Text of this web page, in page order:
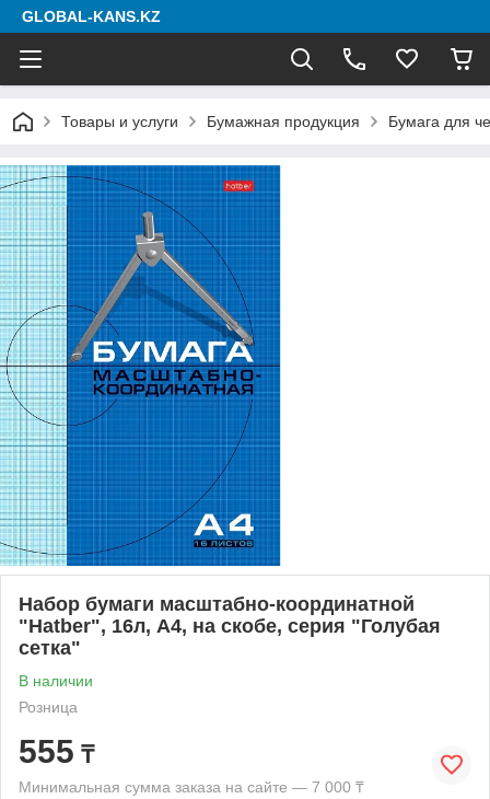
GLOBAL-KANS.KZ
Товары и услуги Бумажная продукция Бумага для
Набор бумаги масштабно-координатной
"Hatber", 16л, А4, на скобе, серия "Голубая
сетка"
В наличии
Розница
555 ₸
Минимальная сумма заказа на сайте — 7 000 ₸